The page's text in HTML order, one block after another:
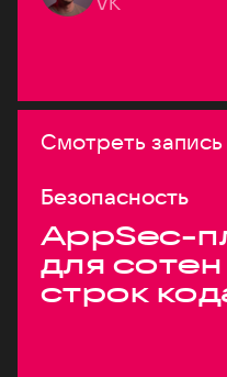
Смотреть запись
Безопасность
AppSec-
для
строк